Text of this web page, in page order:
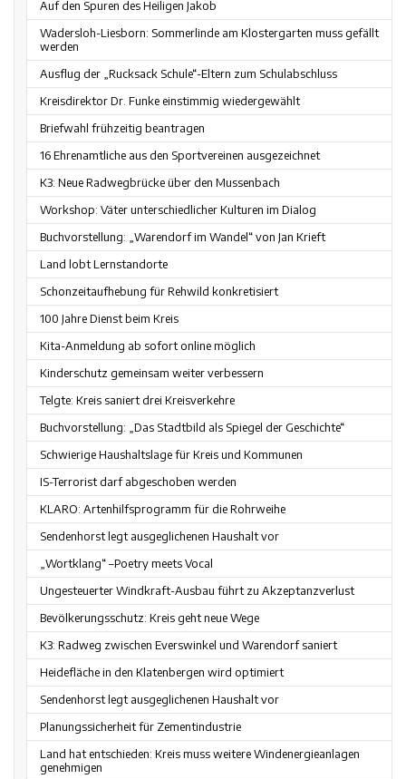
Auf den Spuren des Heiligen Jakob
Wadersloh-Liesborn: Sommerlinde am Klostergarten muss gefällt
werden
Ausflug der „Rucksack Schule“-Eltern zum Schulabschluss
Kreisdirektor Dr. Funke einstimmig wiedergewählt
Briefwahl frühzeitig beantragen
16 Ehrenamtliche aus den Sportvereinen ausgezeichnet
K3: Neue Radwegbrücke über den Mussenbach
Workshop: Väter unterschiedlicher Kulturen im Dialog
Buchvorstellung: „Warendorf im Wandel“ von Jan Krieft
Land lobt Lernstandorte
Schonzeitaufhebung für Rehwild konkretisiert
100 Jahre Dienst beim Kreis
Kita-Anmeldung ab sofort online möglich
Kinderschutz gemeinsam weiter verbessern
Telgte: Kreis saniert drei Kreisverkehre
Buchvorstellung: „Das Stadtbild als Spiegel der Geschichte“
Schwierige Haushaltslage für Kreis und Kommunen
IS-Terrorist darf abgeschoben werden
KLARO: Artenhilfsprogramm für die Rohrweihe
Sendenhorst legt ausgeglichenen Haushalt vor
„Wortklang“ –Poetry meets Vocal
Ungesteuerter Windkraft-Ausbau führt zu Akzeptanzverlust
Bevölkerungsschutz: Kreis geht neue Wege
K3: Radweg zwischen Everswinkel und Warendorf saniert
Heidefläche in den Klatenbergen wird optimiert
Sendenhorst legt ausgeglichenen Haushalt vor
Planungssicherheit für Zementindustrie
Land hat entschieden: Kreis muss weitere Windenergieanlagen
genehmigen